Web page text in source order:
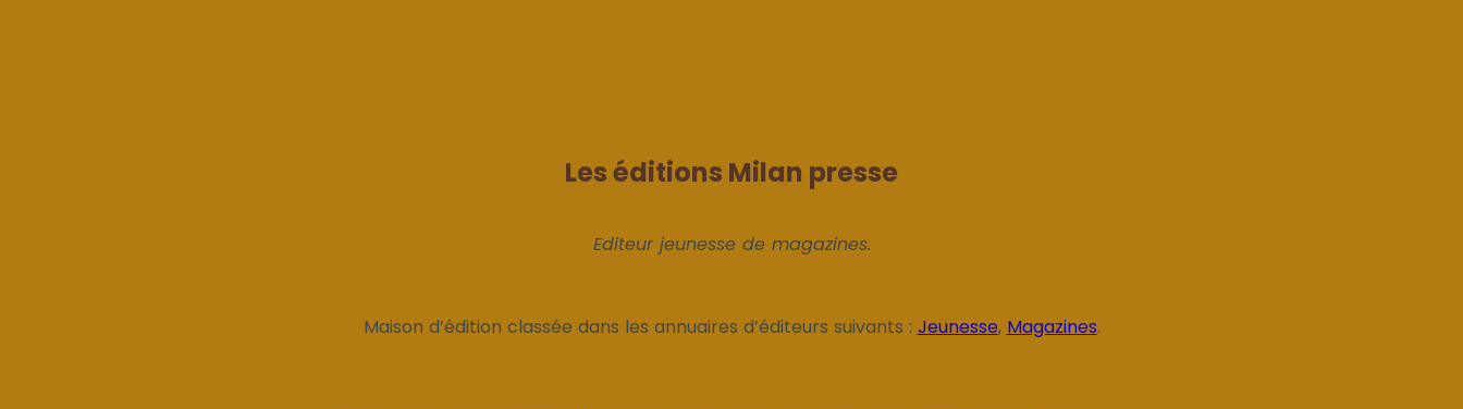
Les éditions Milan presse
Editeur jeunesse de magazines.
Maison d’édition classée dans les annuaires d’éditeurs suivants : Jeunesse, Magazines.